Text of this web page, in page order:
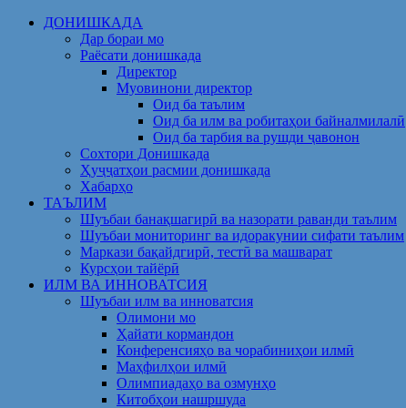
Skip
ДОНИШКАДА
Дар бораи мо
Раёсати донишкада
Директор
Муовинони директор
Оид ба таълим
Оид ба илм ва робитаҳои байналмилалӣ
Оид ба тарбия ва рушди ҷавонон
Сохтори Донишкада
Ҳуҷҷатҳои расмии донишкада
Хабарҳо
ТАЪЛИМ
Шуъбаи банақшагирӣ ва назорати раванди таълим
Шуъбаи мониторинг ва идоракунии сифати таълим
Маркази бақайдгирӣ, тестӣ ва машварат
Курсҳои тайёрӣ
ИЛМ ВА ИННОВАТСИЯ
Шуъбаи илм ва инноватсия
Олимони мо
Ҳайати кормандон
Конференсияҳо ва чорабиниҳои илмӣ
Маҳфилҳои илмӣ
Олимпиадаҳо ва озмунҳо
Китобҳои нашршуда